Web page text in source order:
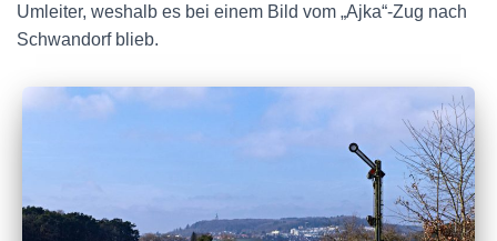
Umleiter, weshalb es bei einem Bild vom „Ajka“-Zug nach
Schwandorf blieb.